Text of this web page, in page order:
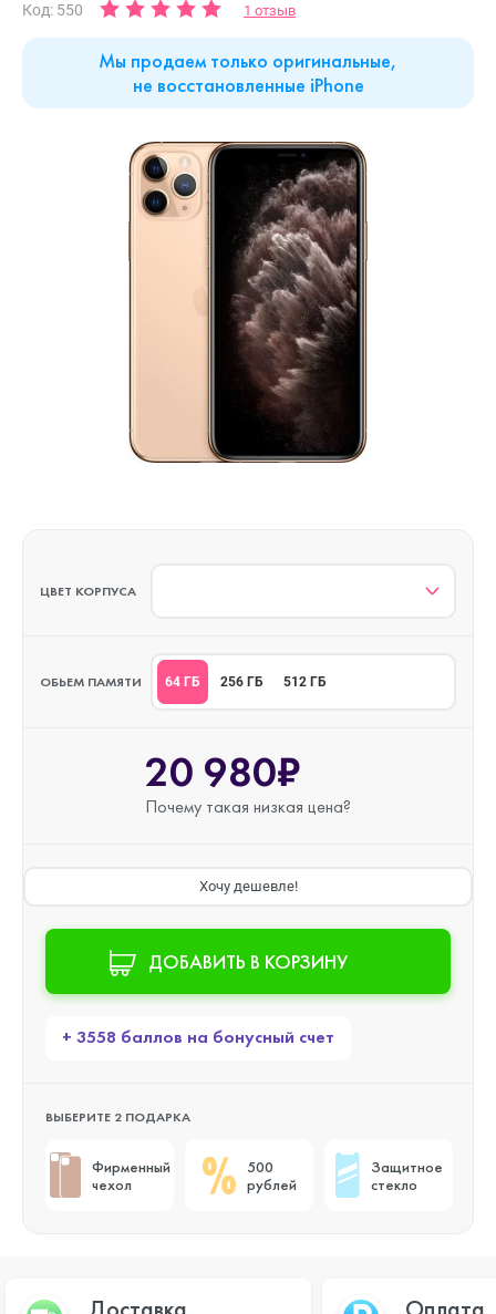
Код: 550 1 отзыв
Мы продаем только оригинальные,
не восстановленные iPhone
ЦВЕТ КОРПУСА
ОБЬЕМ ПАМЯТИ 64 ГБ 256 ГБ 512 ГБ
20 980₽
Почему такая низкая цена?
Хочу дешевле!
ДОБАВИТЬ В КОРЗИНУ
+ 3558 баллов на бонусный счет
ВЫБЕРИТЕ 2 ПОДАРКА
Фирменный
чехол
500
рублей
Защитное
стекло